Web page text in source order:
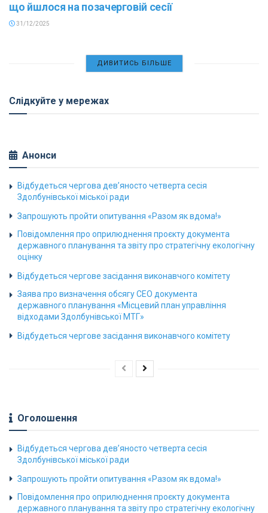
що йшлося на позачерговій сесії
31/12/2025
ДИВИТИСЬ БІЛЬШЕ
Слідкуйте у мережах
Анонси
Відбудеться чергова дев’яносто четверта сесія
Здолбунівської міської ради
Запрошують пройти опитування «Разом як вдома!»
Повідомлення про оприлюднення проєкту документа
державного планування та звіту про стратегічну екологічну
оцінку
Відбудеться чергове засідання виконавчого комітету
Заява про визначення обсягу СЕО документа
державного планування «Місцевий план управління
відходами Здолбунівської МТГ»
Відбудеться чергове засідання виконавчого комітету
Оголошення
Відбудеться чергова дев’яносто четверта сесія
Здолбунівської міської ради
Запрошують пройти опитування «Разом як вдома!»
Повідомлення про оприлюднення проєкту документа
державного планування та звіту про стратегічну екологічну